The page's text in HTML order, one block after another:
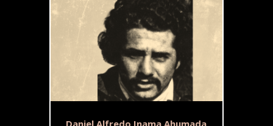
Daniel Alfredo Inama Ahumada